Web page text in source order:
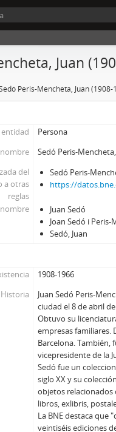
Juan
Peris-Mencheta, Juan (1908-
Persona
Sedó Peris-
del
a otras
reglas
Sedó Peris-
https://
Juan Sedó
Joan Sedó i
Sedó, Juan
1908-1966
Historia
Juan Sedó Peris-
ciudad el 8 de abril
Obtuvo su
empresas
Barcelona. También,
vicepresidente de la
Sedó fue un
siglo XX y su
objetos relacionados
libros, exlibris,
La BNE destaca
veintiséis ediciones